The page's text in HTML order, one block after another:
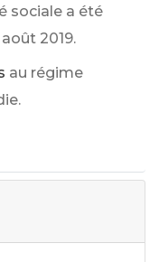
sociale a été
2019.
au régime